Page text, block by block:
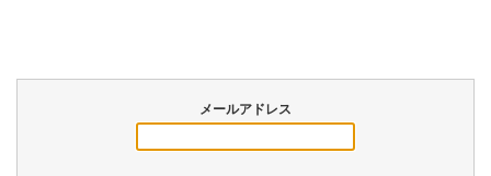
メールアドレス